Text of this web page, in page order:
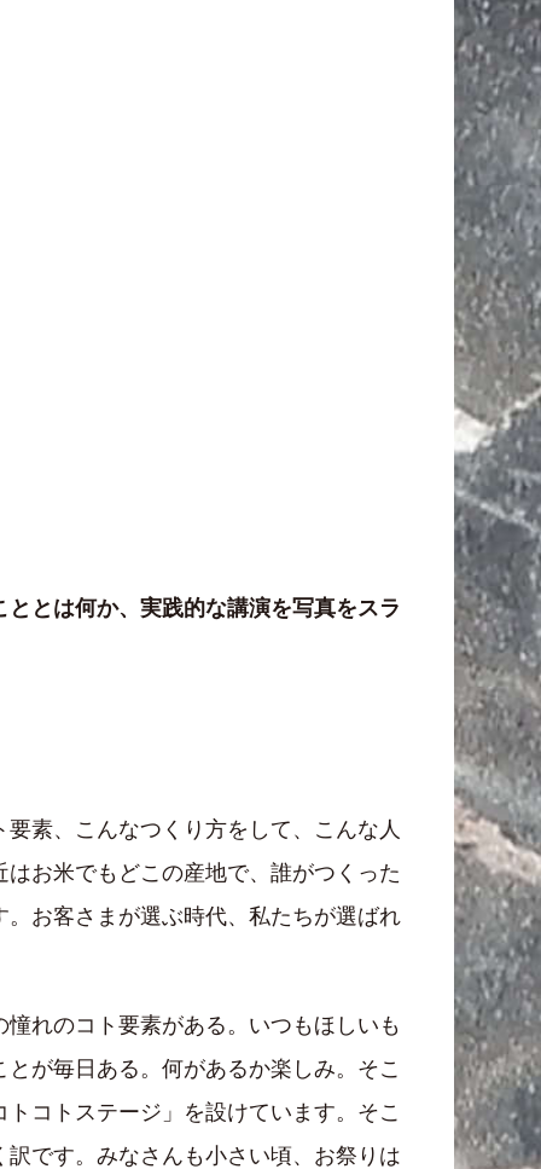
とは何か、実践的な講演を写真をスラ
素、こんなつくり方をして、こんな人
お米でもどこの産地で、誰がつくった
お客さまが選ぶ時代、私たちが選ばれ
れのコト要素がある。いつもほしいも
が毎日ある。何があるか楽しみ。そこ
コトステージ」を設けています。そこ
です。みなさんも小さい頃、お祭りは